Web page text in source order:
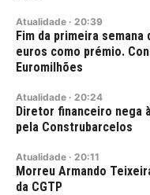
Atualidade · 20:39
Fim da primeira
euros como prémio.
Euromilhões
Atualidade · 20:24
Diretor financeiro nega
pela Construbarcelos
Atualidade · 20:11
Morreu Armando
da CGTP